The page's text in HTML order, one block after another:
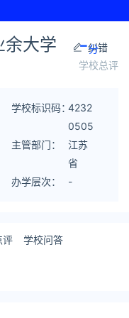
余大学
纠错
-分
学校总评
学校标识码：4232
0505
04
主管部门：
江苏
省
办学层次：
-
评 学校问答